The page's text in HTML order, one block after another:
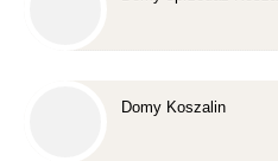
Domy Koszalin